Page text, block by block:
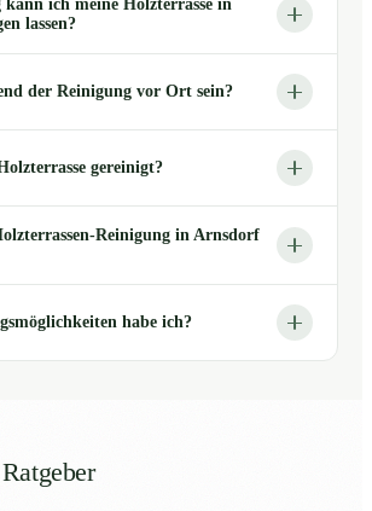
ich meine Holzterrasse in
lassen?
der Reinigung vor Ort sein?
gereinigt?
Reinigung in Arnsdorf
habe ich?